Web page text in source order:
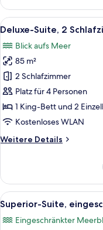
Suite,
1 King-
Bett,
Meerblick
Alle
Fotos
für
Deluxe-
Suite,
2 Schlafzimmer,
Meerblick
anzeigen
13
Deluxe-Suite, 2
Blick aufs Meer
85 m²
2 Schlafzimmer
Platz für 4 Personen
1 King-Bett und 2
Kostenloses WLAN
Weitere Details
Weitere
Suite,
2 Schlafzimmer,
Meerblick
Alle
Fotos
für
8
Superior-Suite,
Eingeschränkter